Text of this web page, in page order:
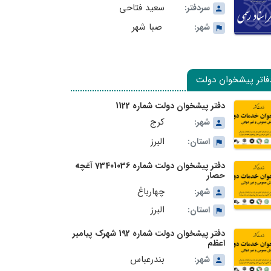
سردفتر: سعید فتاحی
شهر: صبا شهر
پیشخوان دولت
دفتر پیشخوان دولت شماره 1122
شهر:
کرج
استان: البرز
دفتر پیشخوان دولت شماره 73401036 آغچه
حصار
شهر:
چهارباغ
استان: البرز
دفتر پیشخوان دولت شماره 192 شهرک پیامبر
اعظم
شهر:
بندرعباس